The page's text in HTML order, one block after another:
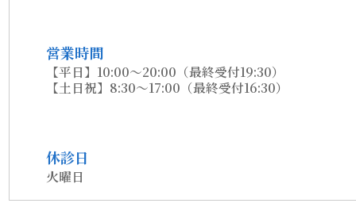
営業時間
【平日】10:00～20:00（最終受付19:30）
【土日祝】8:30～17:00（最終受付16:30）
休診日
火曜日